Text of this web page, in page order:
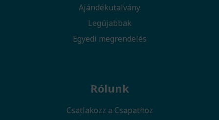
Ajándékutalvány
Legújabbak
Egyedi megrendelés
Rólunk
Csatlakozz a Csapathoz